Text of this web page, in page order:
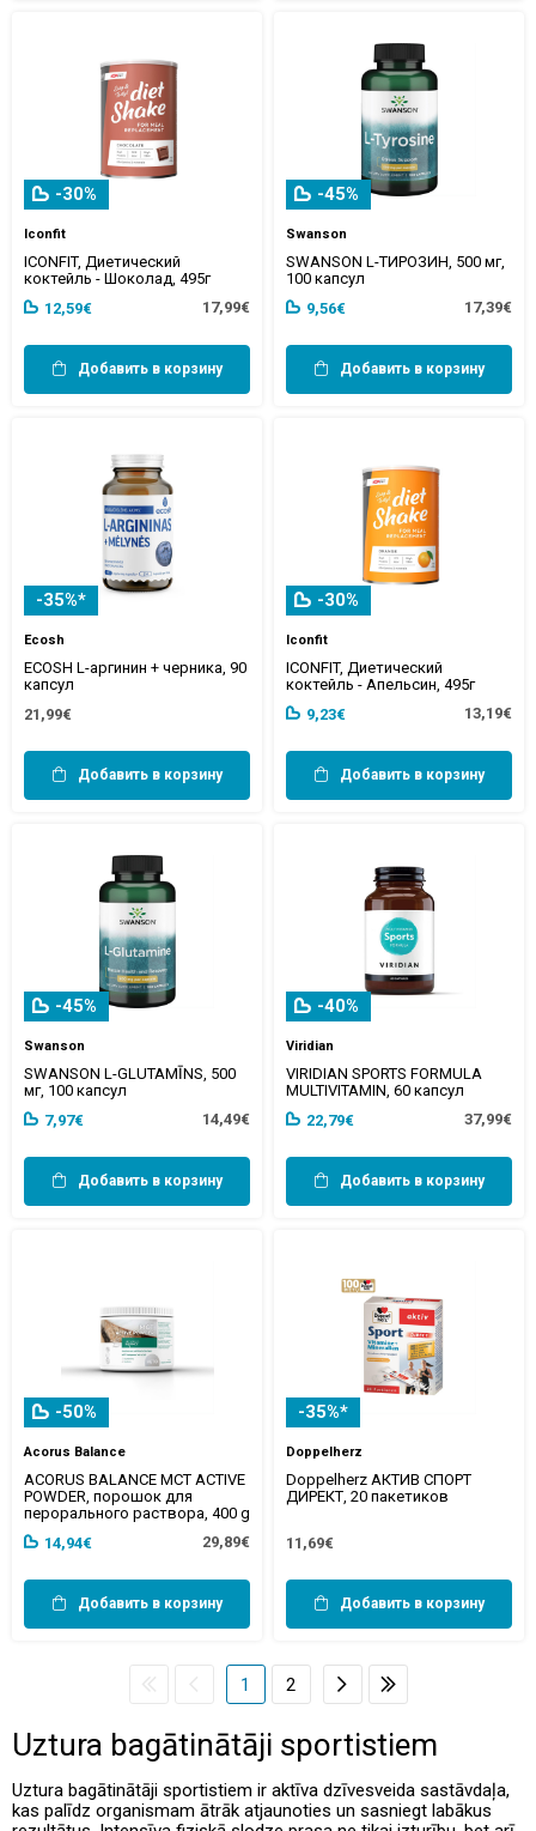
-30%
Iconfit
ICONFIT, Диетический
коктейль - Шоколад, 495г
12,59€
17,99€
Добавить в корзину
-45%
Swanson
SWANSON L-ТИРОЗИН, 500 мг,
100 капсул
9,56€
17,39€
Добавить в корзину
-35%*
Ecosh
ECOSH L-аргинин + черника, 90
капсул
21,99€
Добавить в корзину
-30%
Iconfit
ICONFIT, Диетический
коктейль - Апельсин, 495г
9,23€
13,19€
Добавить в корзину
-45%
Swanson
SWANSON L-GLUTAMĪNS, 500
мг, 100 капсул
7,97€
14,49€
Добавить в корзину
-40%
Viridian
VIRIDIAN SPORTS FORMULA
MULTIVITAMIN, 60 капсул
22,79€
37,99€
Добавить в корзину
-50%
Acorus Balance
ACORUS BALANCE MCT ACTIVE
POWDER, порошок для
перорального раствора, 400 g
14,94€
29,89€
Добавить в корзину
-35%*
Doppelherz
Doppelherz АКТИВ СПОРТ
ДИРЕКТ, 20 пакетиков
11,69€
Добавить в корзину
1 2
Uztura bagātinātāji sportistiem
Uztura bagātinātāji sportistiem ir aktīva dzīvesveida sastāvdaļa,
kas palīdz organismam ātrāk atjaunoties un sasniegt labākus